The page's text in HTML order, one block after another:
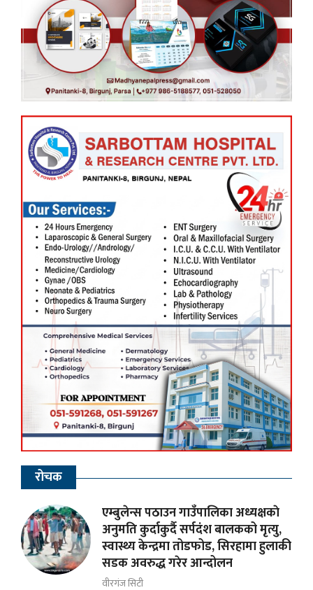
रोचक
एम्बुलेन्स पठाउन गाउँपालिका अध्यक्षकाे
अनुमति कुर्दाकुर्दै सर्पदंश बालकको मृत्यु,
स्वास्थ्य केन्द्रमा तोडफोड, सिरहामा हुलाकी
सडक अवरुद्ध गरेर आन्दोलन
वीरगंज सिटी